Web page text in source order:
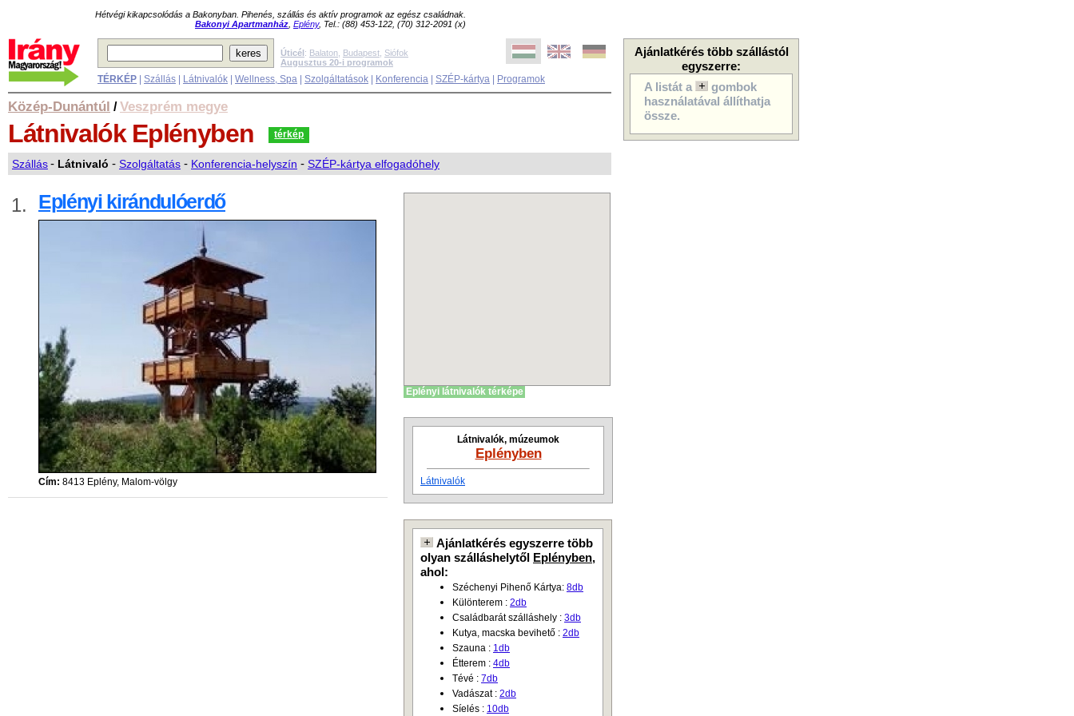
Hétvégi kikapcsolódás a Bakonyban. Pihenés, szállás és aktív programok az egész családnak.
Bakonyi Apartmanház Eplény, Tel.: (88) 453-122, (70) 312-2091 (x)
Ajánlatkérés több szállástól
egyszerre:
A listát a
gombok
használatával állíthatja
össze.
Úticél: Balaton Budapest Siófok
Augusztus 20-i programok
TÉRKÉP Szállás Látnivalók Wellness, Spa Szolgáltatások Konferencia SZÉP-kártya Programok
Közép-Dunántúl /Veszprém megye
Látnivalók Eplényben térkép
Szállás- Látnivaló - Szolgáltatás - Konferencia-helyszín - SZÉP-kártya elfogadóhely
1. Eplényi kirándulóerdő
Cím: 8413 Eplény, Malom-völgy
Eplényi látnivalók térképe
Látnivalók, múzeumok
Eplényben
Látnivalók
Ajánlatkérés egyszerre több
olyan szálláshelytől
Eplényben,
ahol:
Széchenyi Pihenő Kártya: 8db
Különterem : 2db
Családbarát szálláshely : 3db
Kutya, macska bevihető : 2db
Szauna : 1db
Étterem : 4db
Tévé : 7db
Vadászat : 2db
Síelés : 10db